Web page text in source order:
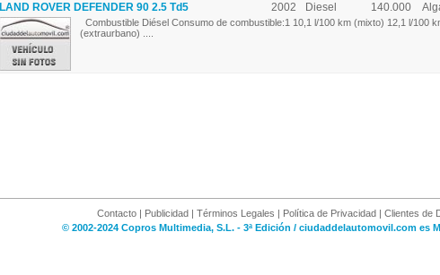
LAND ROVER DEFENDER 90 2.5 Td5 2002 Diesel 140.000
Combustible Diésel Consumo de combustible:1 10,1 l/100 km (mixto) 12,1 l/100
(extraurbano) ....
Contacto | Publicidad | Términos Legales | Política de Privacidad | Clientes de
© 2002-2024 Copros Multimedia, S.L. - 3ª Edición / ciudaddelautomovil.com es